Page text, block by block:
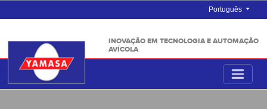
Português
INOVAÇÃO EM TECNOLOGIA E AUTOMAÇÃO
AVÍCOLA